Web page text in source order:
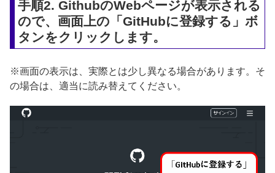
手順2. GithubのWebページが表示される
ので、画面上の「GitHubに登録する」ボ
タンをクリックします。
※画面の表示は、実際とは少し異なる場合があります。そ
の場合は、適当に読み替えてください。